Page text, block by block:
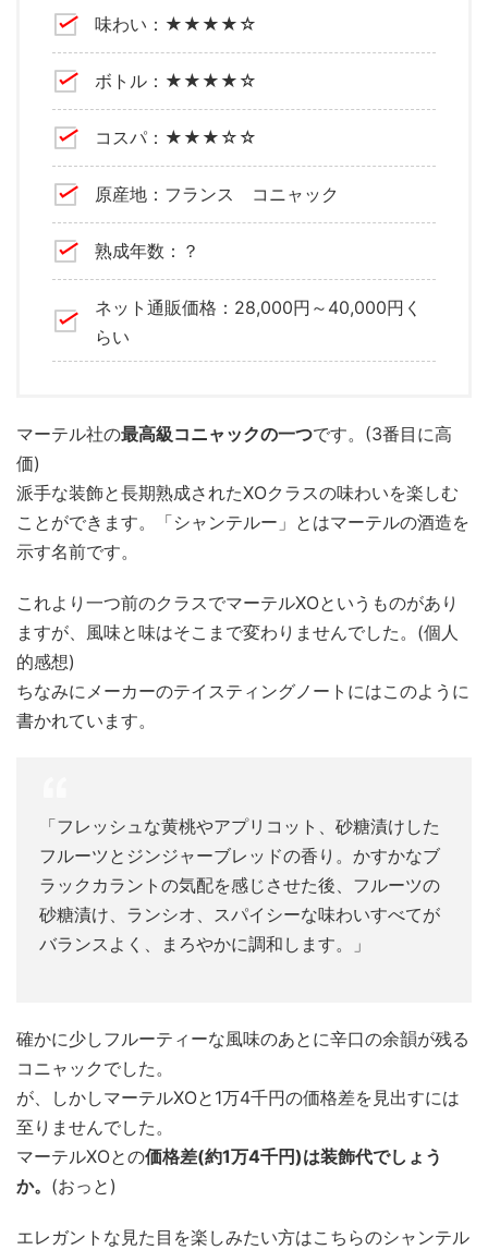
味わい：★★★★☆
ボトル：★★★★☆
コスパ：★★★☆☆
原産地：フランス コニャック
熟成年数：？
ネット通販価格：28,000円～40,000円く
らい
マーテル社の最高級コニャックの一つです。(3番目に高
価)
派手な装飾と長期熟成されたXOクラスの味わいを楽しむ
ことができます。「シャンテルー」とはマーテルの酒造を
示す名前です。
これより一つ前のクラスでマーテルXOというものがあり
ますが、風味と味はそこまで変わりませんでした。(個人
的感想)
ちなみにメーカーのテイスティングノートにはこのように
書かれています。
「フレッシュな黄桃やアプリコット、砂糖漬けした
フルーツとジンジャーブレッドの香り。かすかなブ
ラックカラントの気配を感じさせた後、フルーツの
砂糖漬け、ランシオ、スパイシーな味わいすべてが
バランスよく、まろやかに調和します。」
確かに少しフルーティーな風味のあとに辛口の余韻が残る
コニャックでした。
が、しかしマーテルXOと1万4千円の価格差を見出すには
至りませんでした。
マーテルXOとの価格差(約1万4千円)は装飾代でしょう
か。 (おっと)
エレガントな見た目を楽しみたい方はこちらのシャンテル